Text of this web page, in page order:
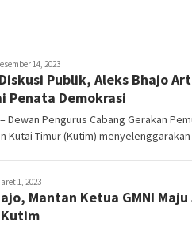
14, 2023
Publik, Aleks Bhajo
Penata Demokrasi
Dewan Pengurus Cabang Gerakan
Kutai Timur (Kutim)
1, 2023
Mantan Ketua GMNI